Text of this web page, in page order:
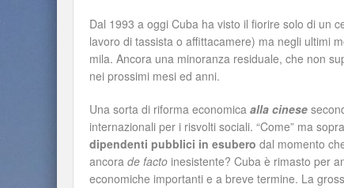
Dal 1993 a oggi Cuba ha visto il fiorire solo di un
lavoro di tassista o affittacamere) ma negli ultimi
mila. Ancora una minoranza residuale, che non
nei prossimi mesi ed anni.
Una sorta di riforma economica alla cinese
internazionali per i risvolti sociali. “Come” ma
dipendenti pubblici in esubero dal momento
ancora de facto inesistente? Cuba è rimasto per
economiche importanti e a breve termine. La